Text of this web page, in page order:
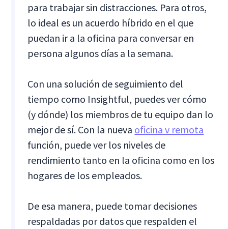
para trabajar sin distracciones. Para otros,
lo ideal es un acuerdo híbrido en el que
puedan ir a la oficina para conversar en
persona algunos días a la semana.
Con una solución de seguimiento del
tiempo como Insightful, puedes ver cómo
(y dónde) los miembros de tu equipo dan lo
mejor de sí. Con la nueva oficina v remota
función, puede ver los niveles de
rendimiento tanto en la oficina como en los
hogares de los empleados.
De esa manera, puede tomar decisiones
respaldadas por datos que respalden el